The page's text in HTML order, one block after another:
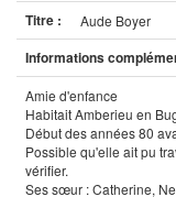
Titre : Aude Boyer
Informations
Amie d'enfance
Habitait Amberieu en
Début des années 80
Possible qu'elle ait pu
vérifier.
Ses sœur : Catherine,